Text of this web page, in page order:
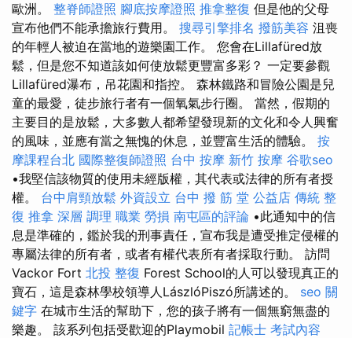
歐洲。 整脊師證照 腳底按摩證照 推拿整復 但是他的父母
宣布他們不能承擔旅行費用。 搜尋引擎排名 撥筋美容 沮喪
的年輕人被迫在當地的遊樂園工作。 您會在Lillafüred放
鬆，但是您不知道該如何使放鬆更豐富多彩？ 一定要參觀
Lillafüred瀑布，吊花園和指控。 森林鐵路和冒險公園是兒
童的最愛，徒步旅行者有一個氧氣步行圈。 當然，假期的
主要目的是放鬆，大多數人都希望發現新的文化和令人興奮
的風味，並應有當之無愧的休息，並豐富生活的體驗。 按
摩課程台北 國際整復師證照 台中 按摩 新竹 按摩 谷歌seo
•我堅信該物質的使用未經版權，其代表或法律的所有者授
權。 台中肩頸放鬆 外資設立 台中 撥 筋 堂 公益店 傳統 整
復 推拿 深層 調理 職業 勞損 南屯區的評論 •此通知中的信
息是準確的，鑑於我的刑事責任，宣布我是遭受推定侵權的
專屬法律的所有者，或者有權代表所有者採取行動。 訪問
Vackor Fort 北投 整復 Forest School的人可以發現真正的
寶石，這是森林學校領導人LászlóPiszó所講述的。 seo 關
鍵字 在城市生活的幫助下，您的孩子將有一個無窮無盡的
樂趣。 該系列包括受歡迎的Playmobil 記帳士 考試內容